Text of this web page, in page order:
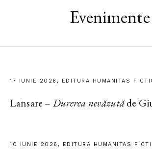
Evenimente
17 IUNIE 2026, EDITURA HUMANITAS
Lansare – Durerea nevăzutăde
10 IUNIE 2026, EDITURA HUMANITAS